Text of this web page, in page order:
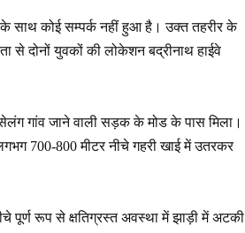
साथ कोई सम्पर्क नहीं हुआ है। उक्त तहरीर के
से दोनों युवकों की लोकेशन बद्रीनाथ हाईवे
सेलंग गांव जाने वाली सड़क के मोड के पास मिला।
700-800 मीटर नीचे गहरी खाई में उतरकर
पूर्ण रूप से क्षतिग्रस्त अवस्था में झाड़ी में अटकी